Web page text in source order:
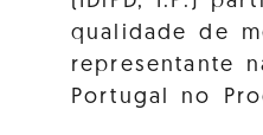
qualidade de
representante
Portugal no